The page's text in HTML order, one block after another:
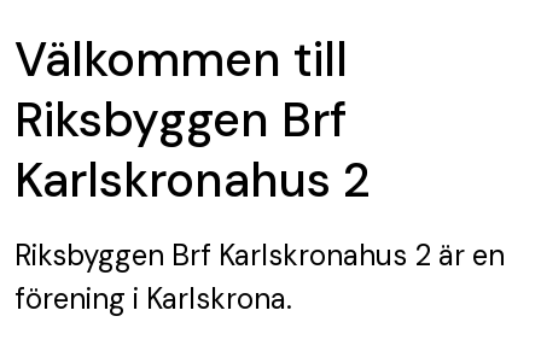
Välkommen till
Riksbyggen Brf
Karlskronahus 2
Riksbyggen Brf Karlskronahus 2 är en
förening i Karlskrona.